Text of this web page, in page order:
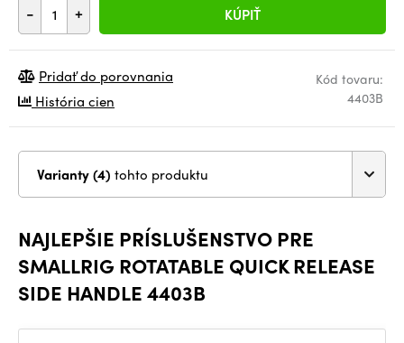
- + KÚPIŤ
Kód tovaru:
4403B
Pridať do porovnania
História cien
Varianty (4) tohto produktu
NAJLEPŠIE PRÍSLUŠENSTVO PRE
SMALLRIG ROTATABLE QUICK RELEASE
SIDE HANDLE 4403B